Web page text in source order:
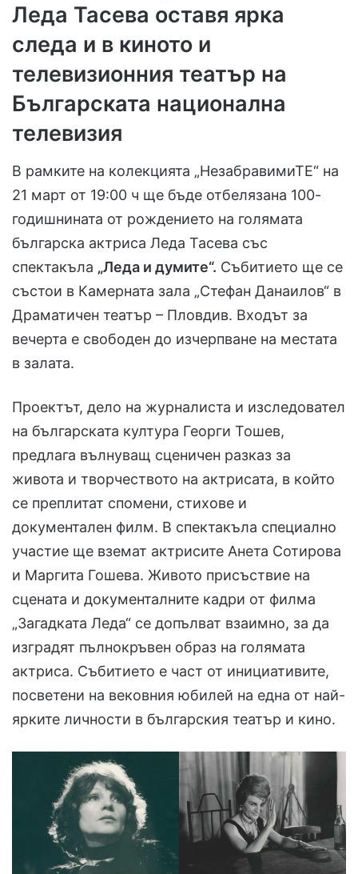
Леда Тасева оставя ярка
следа и в киното и
телевизионния театър на
Българската национална
телевизия
В рамките на колекцията „НезабравимиТЕ“ на
21 март от 19:00 ч ще бъде отбелязана 100-
годишнината от рождението на голямата
българска актриса Леда Тасева със
спектакъла „Леда и думите“. Събитието ще се
състои в Камерната зала „Стефан Данаилов“ в
Драматичен театър – Пловдив. Входът за
вечерта е свободен до изчерпване на местата
в залата.
Проектът, дело на журналиста и изследовател
на българската култура Георги Тошев,
предлага вълнуващ сценичен разказ за
живота и творчеството на актрисата, в който
се преплитат спомени, стихове и
документален филм. В спектакъла специално
участие ще вземат актрисите Анета Сотирова
и Маргита Гошева. Живото присъствие на
сцената и документалните кадри от филма
„Загадката Леда“ се допълват взаимно, за да
изградят пълнокръвен образ на голямата
актриса. Събитието е част от инициативите,
посветени на вековния юбилей на една от най-
ярките личности в българския театър и кино.